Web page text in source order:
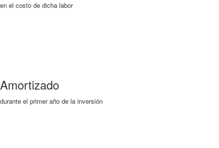
en el costo de dicha labor
Amortizado
durante el primer año de la inversión